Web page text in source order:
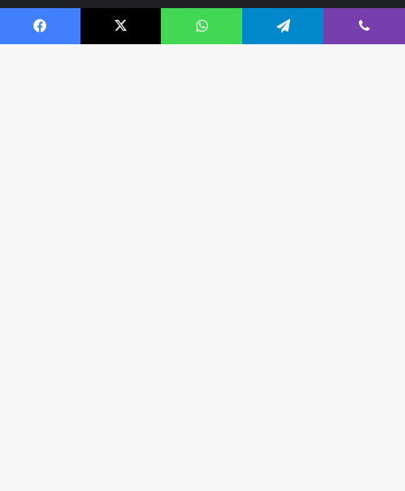
Follow us
Facebook X WhatsApp Telegram Viber